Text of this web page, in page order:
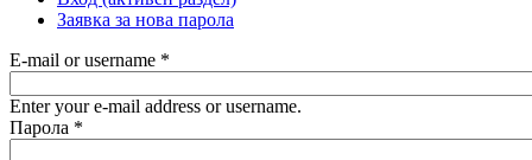
Заявка за нова парола
E-mail or username *
Enter your e-mail address or username.
Парола *